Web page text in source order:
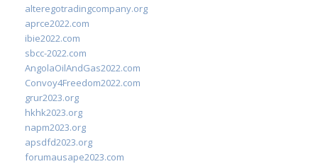
alteregotradingcompany.org
aprce2022.com
ibie2022.com
sbcc-2022.com
AngolaOilAndGas2022.com
Convoy4Freedom2022.com
grur2023.org
hkhk2023.org
napm2023.org
apsdfd2023.org
forumausape2023.com